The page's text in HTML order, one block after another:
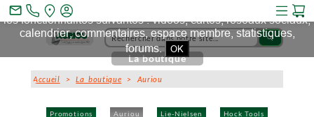
search
Promotions Auriou Lie-Nielsen
Hock Tools
La boutique
Accueil >La boutique > Auriou
mail_outline
Ce site et des sites tiers qu'il utilise collectent des cookies pour
les fonctionnalités suivantes : vidéos, cartes, réseaux sociaux,
calendrier, commentaires, espace membre, statistiques,
forums. OK